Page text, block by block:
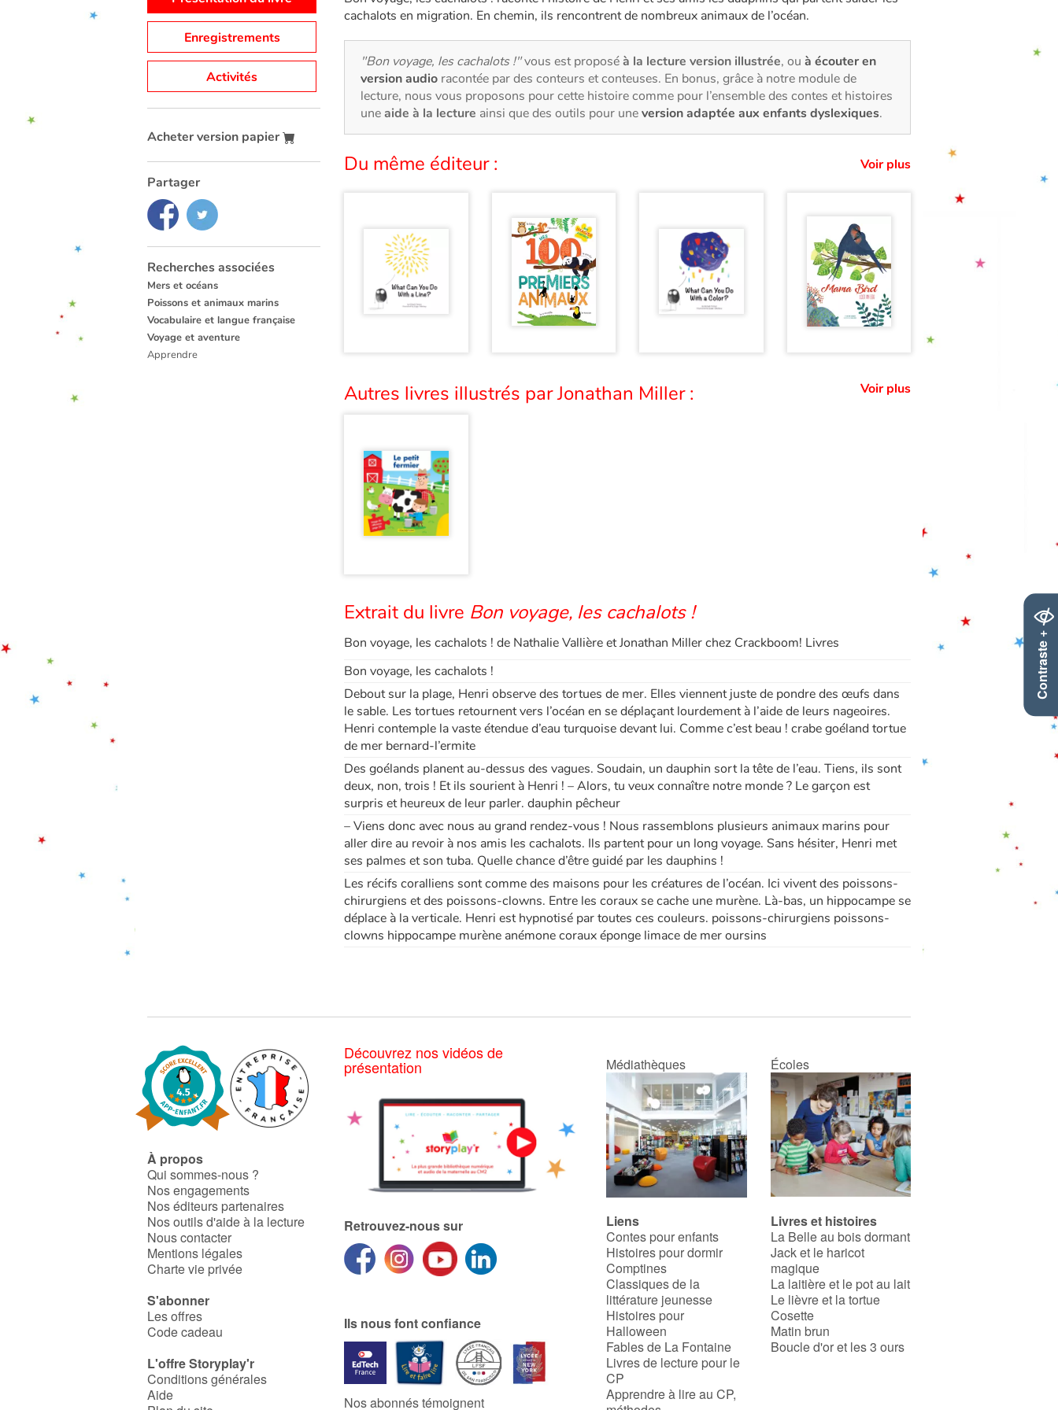
Contraste +
Enregistrements
Activités
Acheter version papier
Partager
Recherches associées
Mers et océans
Poissons et animaux marins
Vocabulaire et langue française
Voyage et aventure
Apprendre
cachalots en migration. En chemin, ils rencontrent de nombreux animaux de l’océan.
"Bon voyage, les cachalots !"vous est proposéà la lecture version illustrée, ou à écouter en
version audio racontée par des conteurs et conteuses. En bonus, grâce à notre module de
lecture, nous vous proposons pour cette histoire comme pour l’ensemble des contes et histoires
uneaide à la lecture ainsi que des outils pour uneversion adaptée aux enfants dyslexiques.
Du même éditeur : Voir plus
Autres livres illustrés par Jonathan Miller : Voir plus
Extrait du livre Bon voyage, les cachalots !
Bon voyage, les cachalots ! de Nathalie Vallière et Jonathan Miller chez Crackboom! Livres
Bon voyage, les cachalots !
Debout sur la plage, Henri observe des tortues de mer. Elles viennent juste de pondre des œufs dans
le sable. Les tortues retournent vers l’océan en se déplaçant lourdement à l’aide de leurs nageoires.
Henri contemple la vaste étendue d’eau turquoise devant lui. Comme c’est beau ! crabe goéland tortue
de mer bernard-l’ermite
Des goélands planent au-dessus des vagues. Soudain, un dauphin sort la tête de l’eau. Tiens, ils sont
deux, non, trois ! Et ils sourient à Henri ! – Alors, tu veux connaître notre monde ? Le garçon est
surpris et heureux de leur parler. dauphin pêcheur
– Viens donc avec nous au grand rendez-vous ! Nous rassemblons plusieurs animaux marins pour
aller dire au revoir à nos amis les cachalots. Ils partent pour un long voyage. Sans hésiter, Henri met
ses palmes et son tuba. Quelle chance d’être guidé par les dauphins !
Les récifs coralliens sont comme des maisons pour les créatures de l’océan. Ici vivent des poissons-
chirurgiens et des poissons-clowns. Entre les coraux se cache une murène. Là-bas, un hippocampe se
déplace à la verticale. Henri est hypnotisé par toutes ces couleurs. poissons-chirurgiens poissons-
clowns hippocampe murène anémone coraux éponge limace de mer oursins
À propos
Qui sommes-nous ?
Nos engagements
Nos éditeurs partenaires
Nos outils d'aide à la lecture
Nous contacter
Mentions légales
Charte vie privée
S'abonner
Les offres
Code cadeau
L'offre Storyplay'r
Conditions générales
Aide
Découvrez nos vidéos de
présentation
Retrouvez-nous sur
Ils nous font confiance
Nos abonnés témoignent
Médiathèques Écoles
Liens
Contes pour enfants
Histoires pour dormir
Comptines
Classiques de la
littérature jeunesse
Histoires pour
Halloween
Fables de La Fontaine
Livres de lecture pour le
CP
Apprendre à lire au CP,
Livres et histoires
La Belle au bois dormant
Jack et le haricot
magique
La laitière et le pot au lait
Le lièvre et la tortue
Cosette
Matin brun
Boucle d'or et les 3 ours